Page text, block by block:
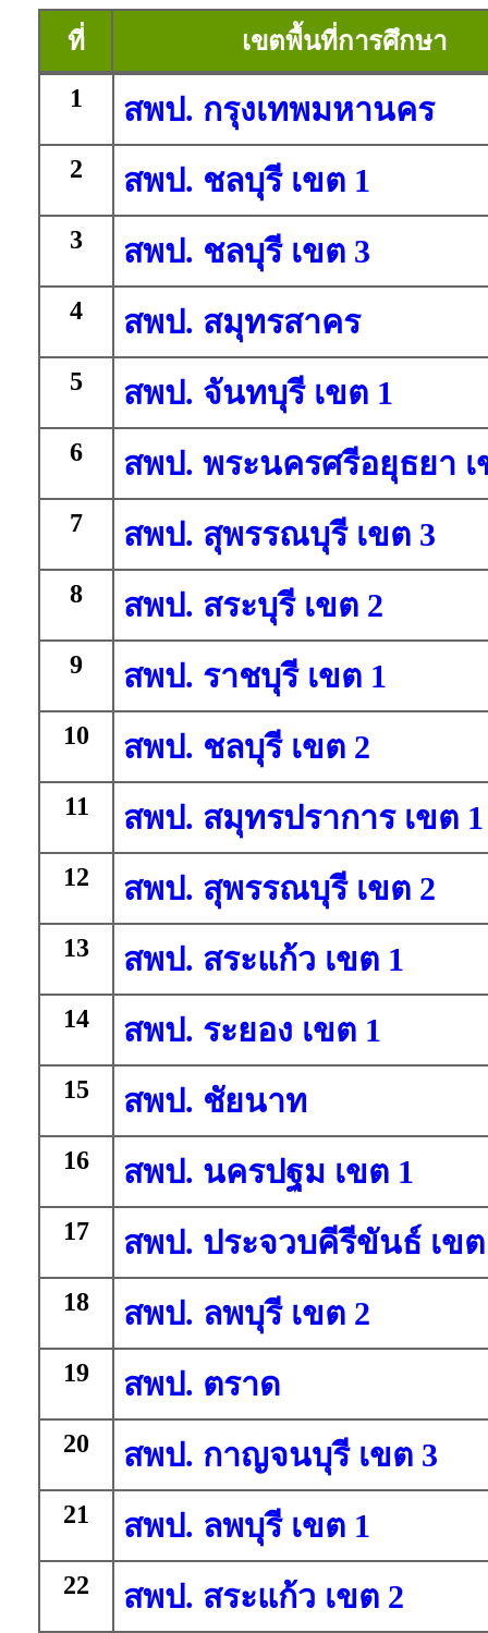
ที่
เขตพื้นที่การศึกษา
1
สพป. กรุงเทพมหานคร
2 สพป. ชลบุรี เขต 1
3 สพป. ชลบุรี เขต 3
4 สพป. สมุทรสาคร
5 สพป. จันทบุรี เขต 1
6 สพป. พระนครศรีอยุธยา เ
7 สพป. สุพรรณบุรี เขต 3
8 สพป. สระบุรี เขต 2
9 สพป. ราชบุรี เขต 1
10 สพป. ชลบุรี เขต 2
11 สพป. สมุทรปราการ เขต 1
12 สพป. สุพรรณบุรี เขต 2
13 สพป. สระแก้ว เขต 1
14 สพป. ระยอง เขต 1
15 สพป. ชัยนาท
16 สพป. นครปฐม เขต 1
17 สพป. ประจวบคีรีขันธ์ เขต
18 สพป. ลพบุรี เขต 2
19 สพป. ตราด
20 สพป. กาญจนบุรี เขต 3
21 สพป. ลพบุรี เขต 1
22 สพป. สระแก้ว เขต 2